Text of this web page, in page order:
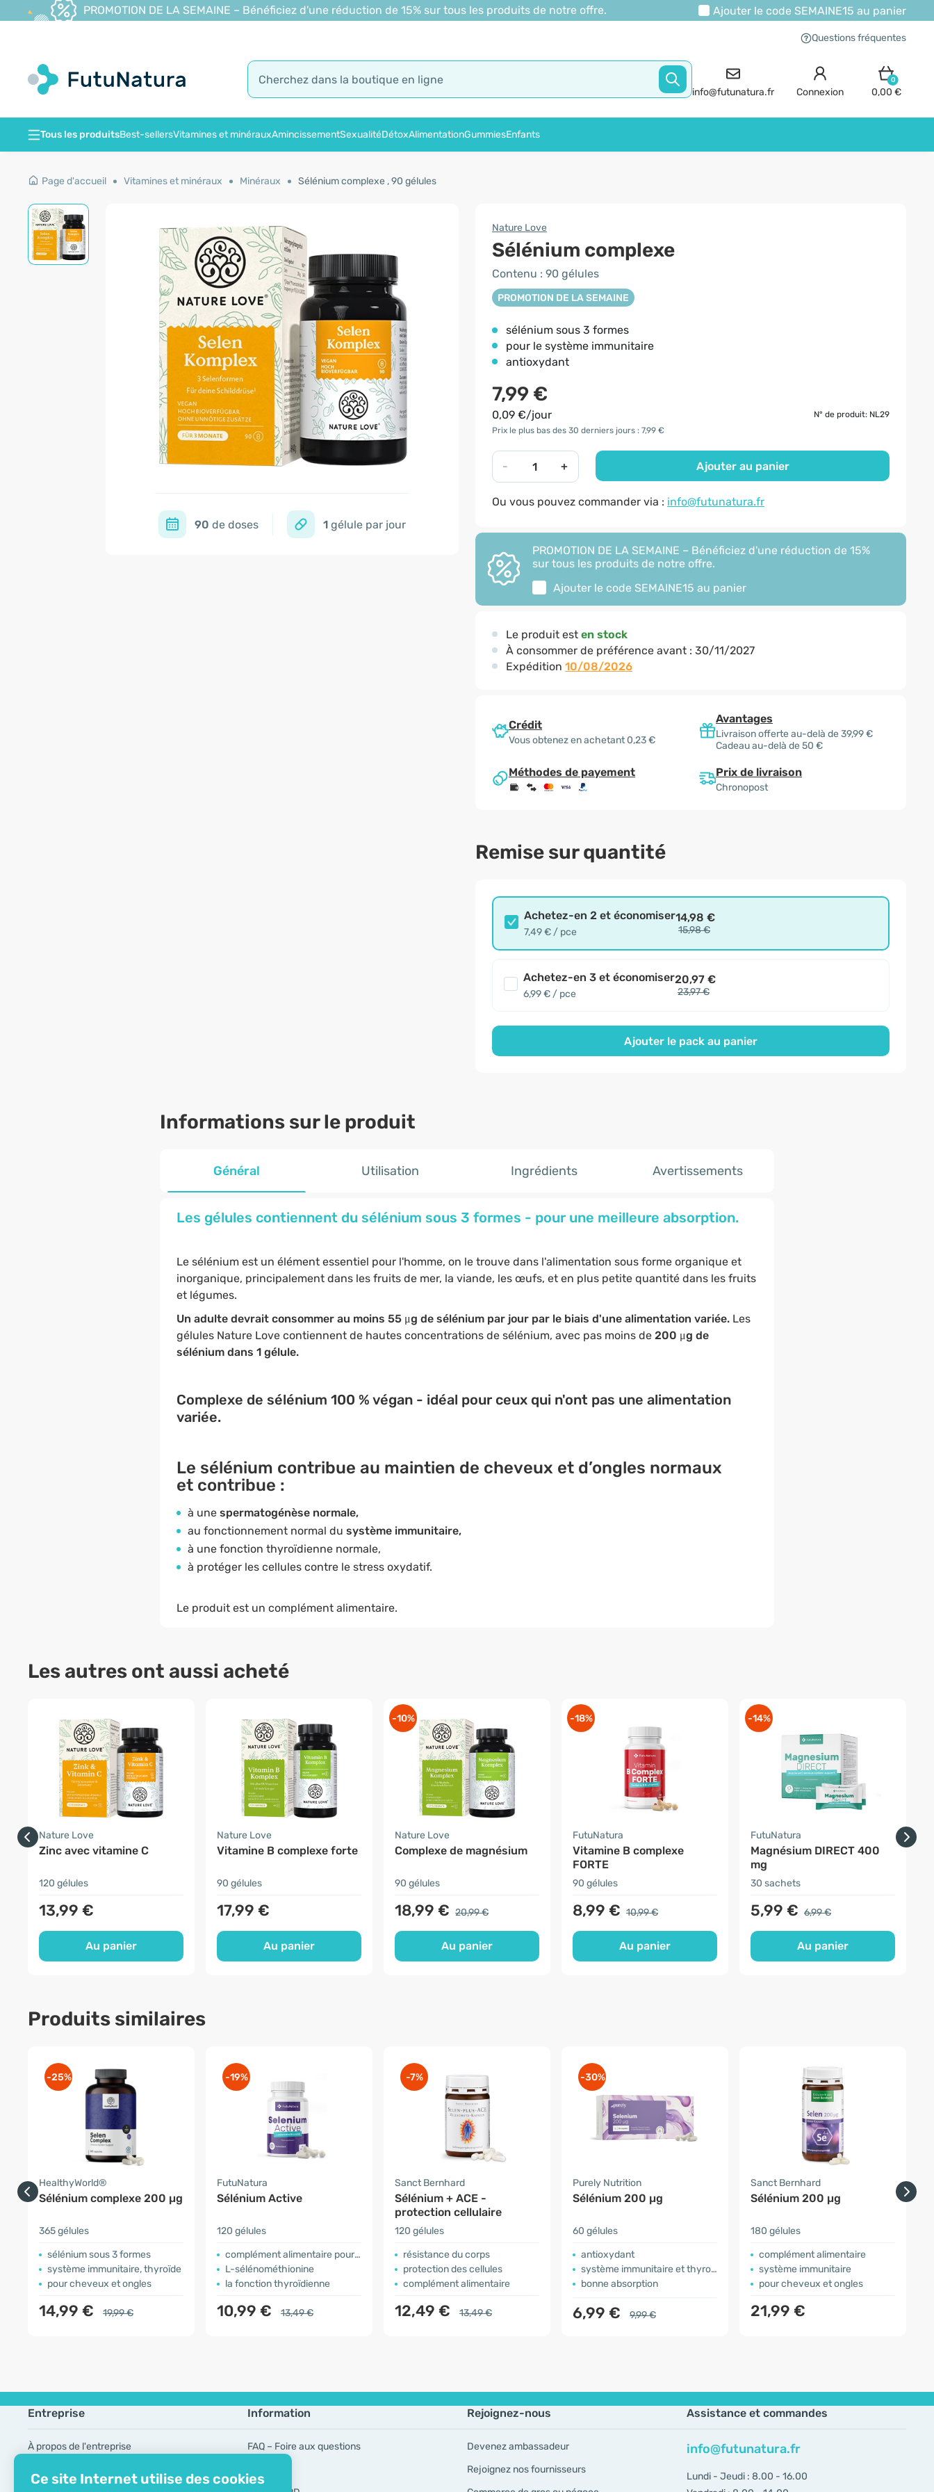
Ce site Internet utilise des cookies
PROMOTION DE LA SEMAINE – Bénéficiez d'une réduction de 15% sur tous les produits de notre offre. Ajouter le code SEMAINE15 au panier
Questions fréquentes
info@futunatura.fr Connexion
0
0,00 €
Tous les produitsBest-sellersVitamines et minérauxAmincissementSexualitéDétoxAlimentationGummiesEnfants
Page d'accueil Vitamines et minéraux Minéraux Sélénium complexe , 90 gélules
90 de doses 1 gélule par jour
Nature Love
Sélénium complexe
Contenu : 90 gélules
PROMOTION DE LA SEMAINE
sélénium sous 3 formes
pour le système immunitaire
antioxydant
7,99 €
0,09 €/jour
N° de produit: NL29
Prix le plus bas des 30 derniers jours : 7,99 €
- + Ajouter au panier
Ou vous pouvez commander via : info@futunatura.fr
PROMOTION DE LA SEMAINE – Bénéficiez d'une réduction de 15%
sur tous les produits de notre offre.
Ajouter le code SEMAINE15 au panier
Le produit est en stock
À consommer de préférence avant : 30/11/2027
Expédition 10/08/2026
Crédit
Vous obtenez en achetant 0,23 €
Avantages
Livraison offerte au-delà de 39,99 €
Cadeau au-delà de 50 €
Méthodes de payement Prix de livraison
Chronopost
Remise sur quantité
Achetez-en 2 et économiser
7,49 € / pce
14,98 €
15,98 €
Achetez-en 3 et économiser
6,99 € / pce
20,97 €
23,97 €
Ajouter le pack au panier
Informations sur le produit
Général Utilisation Ingrédients Avertissements
Les gélules contiennent du sélénium sous 3 formes - pour une meilleure absorption.
Le sélénium est un élément essentiel pour l'homme, on le trouve dans l'alimentation sous forme organique et
inorganique, principalement dans les fruits de mer, la viande, les œufs, et en plus petite quantité dans les fruits
et légumes.
Un adulte devrait consommer au moins 55 μg de sélénium par jour par le biais d'une alimentation variée. Les
gélules Nature Love contiennent de hautes concentrations de sélénium, avec pas moins de 200 μg de
sélénium dans 1 gélule.
Complexe de sélénium 100 % végan - idéal pour ceux qui n'ont pas une alimentation
variée.
Le sélénium contribue au maintien de cheveux et d’ongles normaux
et contribue :
à une spermatogénèse normale,
au fonctionnement normal du système immunitaire,
à une fonction thyroïdienne normale,
à protéger les cellules contre le stress oxydatif.
Le produit est un complément alimentaire.
Les autres ont aussi acheté
Nature Love
Zinc avec vitamine C
120 gélules
13,99 €
Au panier
Nature Love
Vitamine B complexe forte
90 gélules
17,99 €
Au panier
-10%
Nature Love
Complexe de magnésium
90 gélules
18,99 € 20,99 €
Au panier
-18%
FutuNatura
Vitamine B complexe
FORTE
90 gélules
8,99 € 10,99 €
Au panier
-14%
FutuNatura
Magnésium DIRECT 400
mg
30 sachets
5,99 € 6,99 €
Au panier
Produits similaires
-25%
HealthyWorld®
Sélénium complexe 200 µg
365 gélules
sélénium sous 3 formes
système immunitaire, thyroïde
pour cheveux et ongles
14,99 € 19,99 €
-19%
FutuNatura
Sélénium Active
120 gélules
complément alimentaire pour adultes
L-sélénométhionine
la fonction thyroïdienne
10,99 € 13,49 €
-7%
Sanct Bernhard
Sélénium + ACE -
protection cellulaire
120 gélules
résistance du corps
protection des cellules
complément alimentaire
12,49 € 13,49 €
-30%
Purely Nutrition
Sélénium 200 µg
60 gélules
antioxydant
système immunitaire et thyroïde
bonne absorption
6,99 € 9,99 €
Sanct Bernhard
Sélénium 200 µg
180 gélules
complément alimentaire
système immunitaire
pour cheveux et ongles
21,99 €
Entreprise
À propos de l'entreprise
Information
FAQ – Foire aux questions
Rejoignez-nous
Devenez ambassadeur
Rejoignez nos fournisseurs
Assistance et commandes
info@futunatura.fr
Lundi - Jeudi : 8.00 - 16.00